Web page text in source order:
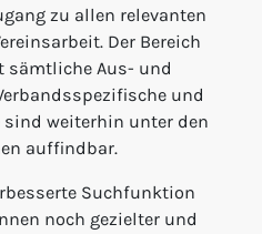
zu allen relevanten
Der Bereich
sämtliche Aus- und
und
weiterhin unter den
auffindbar.
Suchfunktion
noch gezielter und